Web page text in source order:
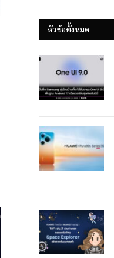
หัวข้อทั้งหมด